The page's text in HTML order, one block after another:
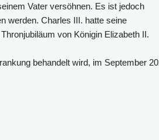
Vater versöhnen. Es ist jedoch
werden. Charles III. hatte seine
von Königin Elizabeth II.
behandelt wird, im September